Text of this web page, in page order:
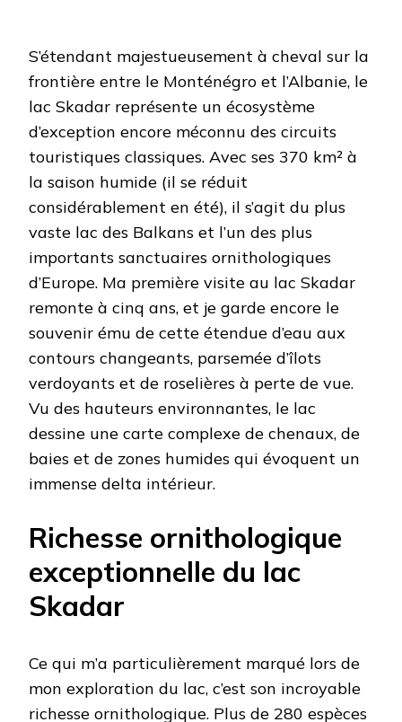
S’étendant majestueusement à cheval sur la
frontière entre le Monténégro et l’Albanie, le
lac Skadar représente un écosystème
d’exception encore méconnu des circuits
touristiques classiques. Avec ses 370 km² à
la saison humide (il se réduit
considérablement en été), il s’agit du plus
vaste lac des Balkans et l’un des plus
importants sanctuaires ornithologiques
d’Europe. Ma première visite au lac Skadar
remonte à cinq ans, et je garde encore le
souvenir ému de cette étendue d’eau aux
contours changeants, parsemée d’îlots
verdoyants et de roselières à perte de vue.
Vu des hauteurs environnantes, le lac
dessine une carte complexe de chenaux, de
baies et de zones humides qui évoquent un
immense delta intérieur.
Richesse ornithologique
exceptionnelle du lac
Skadar
Ce qui m’a particulièrement marqué lors de
mon exploration du lac, c’est son incroyable
richesse ornithologique. Plus de 280 espèces